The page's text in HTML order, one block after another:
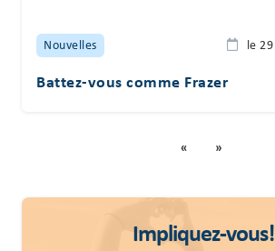
Nouvelles le
Battez-vous comme Frazer
« »
Impliquez-vous!